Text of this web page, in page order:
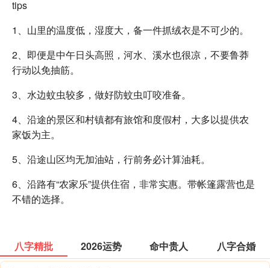
tips
1、山里的温度低，湿度大，备一件抓绒衣是不可少的。
2、即便是中午日头高照，河水、溪水也很凉，不要鲁莽
行动以免抽筋。
3、水边蚊虫较多，做好防蚊虫叮咬准备。
4、沿途的景区和村镇都有旅馆和度假村，大多以提供农
家饭为主。
5、沿途山区均无加油站，行前务必计算油耗。
6、沿路有“农家乐”提供住宿，非常实惠。带帐篷露营也是
不错的选择。
八字精批 2026运势 命中贵人 八字合婚